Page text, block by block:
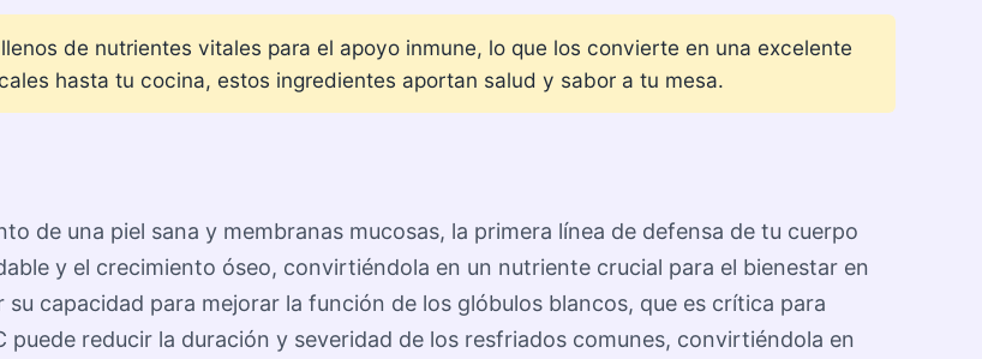
de nutrientes vitales para el apoyo inmune, lo que los convierte en una excelente
hasta tu cocina, estos ingredientes aportan salud y sabor a tu mesa.
de una piel sana y membranas mucosas, la primera línea de defensa de tu cuerpo
y el crecimiento óseo, convirtiéndola en un nutriente crucial para el bienestar en
capacidad para mejorar la función de los glóbulos blancos, que es crítica para
reducir la duración y severidad de los resfriados comunes, convirtiéndola en